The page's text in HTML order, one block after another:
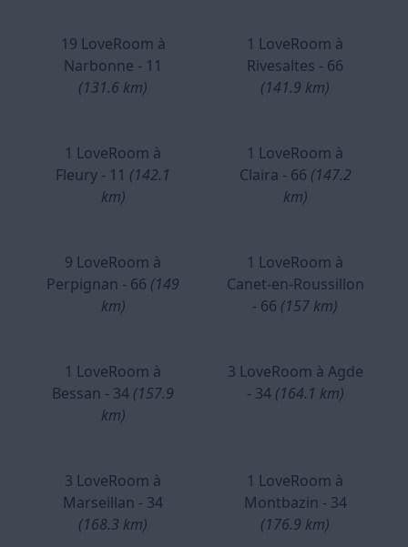
19 LoveRoom à
Narbonne - 11
(131.6 km)
1 LoveRoom à
Rivesaltes - 66
(141.9 km)
1 LoveRoom à
Fleury - 11 (142.1
km)
1 LoveRoom à
Claira - 66 (147.2
km)
9 LoveRoom à
Perpignan - 66 (149
km)
1 LoveRoom à
Canet-en-Roussillon
- 66 (157 km)
1 LoveRoom à
Bessan - 34 (157.9
km)
3 LoveRoom à Agde
- 34 (164.1 km)
3 LoveRoom à
Marseillan - 34
(168.3 km)
1 LoveRoom à
Montbazin - 34
(176.9 km)